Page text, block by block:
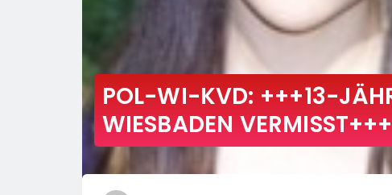
POL-WI-KVD: +++13-
WIESBADEN VERMISST+++